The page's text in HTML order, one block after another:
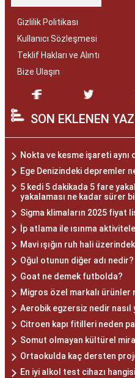
Gizlilik Politikası
Kullanıcı Sözleşmesi
Teklif Hakları ve Alıntı
Bize Ulaşın
SON EKLENEN
Nokta ve kesme işareti aynı
Ege Denizindeki depremler
5 kedi 5 dakikada 5 fare
yakalaması ne kadar sürer
Sigma klimaların 2025 fiyat
İp atlama ile ısınma
Mavi ışığın ruh hali
Oğul otunun diğer adı nedir?
Goat ne demek futbolda?
Migros özel markalı ürünler
Aerobik egzersiz nedir nasıl
Citroen kapı fitilleri neden
Somut olmayan kültürel
Ortaokulda kaç dersten
En iyi alkol test cihazı